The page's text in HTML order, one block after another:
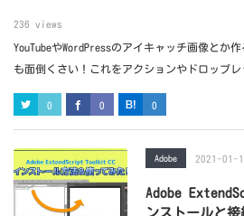
236 views
YouTubeやWordPressのアイキャッチ画像とか
も面倒くさい！これをアクションやドロップ
0 0 0
Adobe 2021-01-
Adobe
ンストールと接